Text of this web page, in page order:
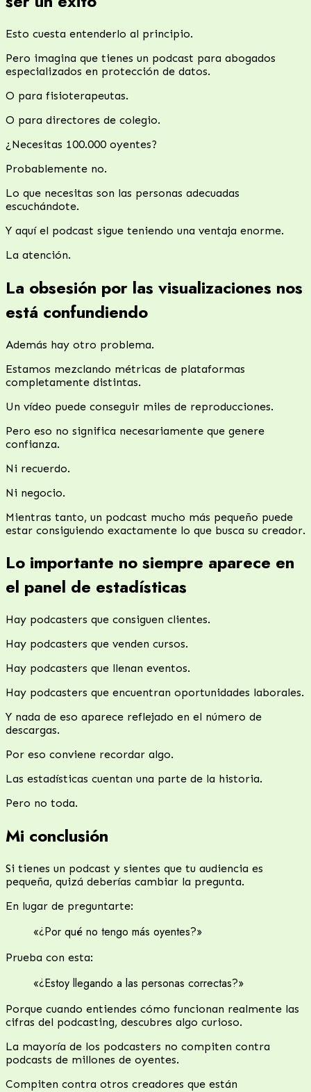
Esto cuesta entenderlo al principio.
Pero imagina que tienes un podcast para abogados
especializados en protección de datos.
O para fisioterapeutas.
O para directores de colegio.
¿Necesitas 100.000 oyentes?
Probablemente no.
Lo que necesitas son las personas adecuadas
escuchándote.
Y aquí el podcast sigue teniendo una ventaja enorme.
La atención.
La obsesión por las visualizaciones nos
está confundiendo
Además hay otro problema.
Estamos mezclando métricas de plataformas
completamente distintas.
Un vídeo puede conseguir miles de reproducciones.
Pero eso no significa necesariamente que genere
confianza.
Ni recuerdo.
Ni negocio.
Mientras tanto, un podcast mucho más pequeño puede
estar consiguiendo exactamente lo que busca su creador.
Lo importante no siempre aparece en
el panel de estadísticas
Hay podcasters que consiguen clientes.
Hay podcasters que venden cursos.
Hay podcasters que llenan eventos.
Hay podcasters que encuentran oportunidades laborales.
Y nada de eso aparece reflejado en el número de
descargas.
Por eso conviene recordar algo.
Las estadísticas cuentan una parte de la historia.
Pero no toda.
Mi conclusión
Si tienes un podcast y sientes que tu audiencia es
pequeña, quizá deberías cambiar la pregunta.
En lugar de preguntarte:
«¿Por qué no tengo más oyentes?»
Prueba con esta:
«¿Estoy llegando a las personas correctas?»
Porque cuando entiendes cómo funcionan realmente las
cifras del podcasting, descubres algo curioso.
La mayoría de los podcasters no compiten contra
podcasts de millones de oyentes.
Compiten contra otros creadores que están